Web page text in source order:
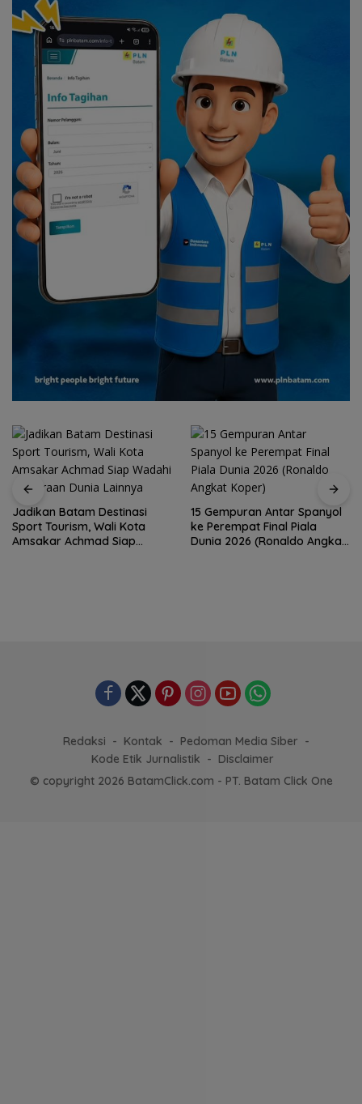
Jadikan Batam Destinasi
Sport Tourism, Wali Kota
Amsakar Achmad Siap
15 Gempuran Antar Spanyol
ke Perempat Final Piala
Dunia 2026 (Ronaldo Angkat
Redaksi Kontak
Pedoman Media Siber
Kode Etik Jurnalistik
Disclaimer
© copyright 2026 BatamClick.com - PT. Batam Click One